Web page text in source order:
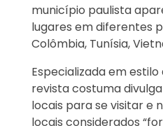
município paulista
lugares em diferentes
Colômbia, Tunísia,
Especializada em estilo
revista costuma
locais para se visitar e
locais considerados